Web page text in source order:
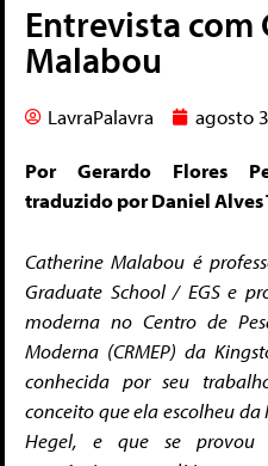
Entrevista com
Malabou
LavraPalavra agosto
Por Gerardo Flores
traduzido por Daniel Alves
Catherine Malabou é
Graduate School / EGS e
moderna no Centro de
Moderna (CRMEP) da
conhecida por seu
conceito que ela escolheu
Hegel, e que se provou